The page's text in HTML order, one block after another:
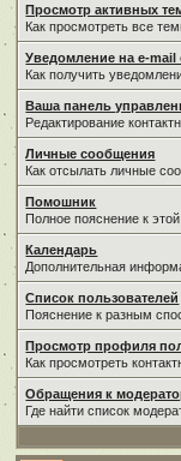
Просмотр активных
Как просмотреть все
Уведомление на е-
Как получить
Ваша панель
Редактирование
Личные сообщения
Как отсылать личные
Помошник
Полное пояснение к
Календарь
Дополнительная
Список пользователей
Пояснение к разным
Просмотр профиля
Как просмотреть
Обращения к
Где найти список